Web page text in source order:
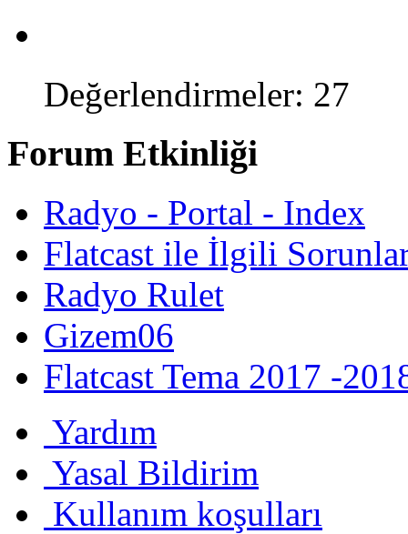
Değerlendirmeler: 27
Forum Etkinliği
Radyo - Portal - Index
Flatcast ile İlgili
Radyo Rulet
Gizem06
Flatcast Tema 2017 -
Yardım
Yasal Bildirim
Kullanım koşulları